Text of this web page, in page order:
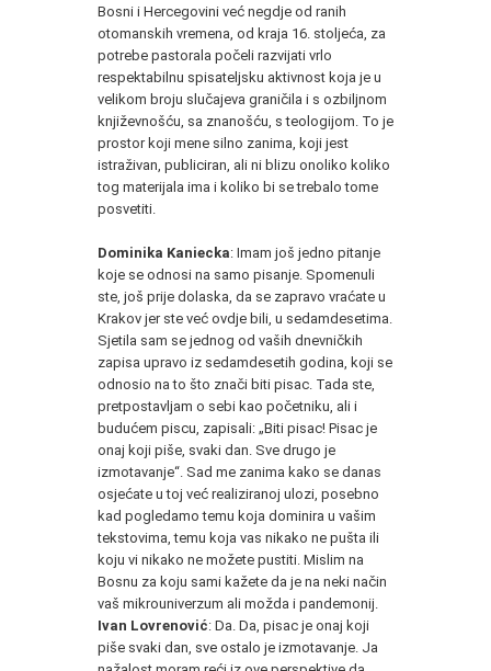
Bosni i Hercegovini već negdje od ranih
otomanskih vremena, od kraja 16. stoljeća, za
potrebe pastorala počeli razvijati vrlo
respektabilnu spisateljsku aktivnost koja je u
velikom broju slučajeva graničila i s ozbiljnom
književnošću, sa znanošću, s teologijom. To je
prostor koji mene silno zanima, koji jest
istraživan, publiciran, ali ni blizu onoliko koliko
tog materijala ima i koliko bi se trebalo tome
posvetiti.
Dominika Kaniecka: Imam još jedno pitanje
koje se odnosi na samo pisanje. Spomenuli
ste, još prije dolaska, da se zapravo vraćate u
Krakov jer ste već ovdje bili, u sedamdesetima.
Sjetila sam se jednog od vaših dnevničkih
zapisa upravo iz sedamdesetih godina, koji se
odnosio na to što znači biti pisac. Tada ste,
pretpostavljam o sebi kao početniku, ali i
budućem piscu, zapisali: „Biti pisac! Pisac je
onaj koji piše, svaki dan. Sve drugo je
izmotavanje“. Sad me zanima kako se danas
osjećate u toj već realiziranoj ulozi, posebno
kad pogledamo temu koja dominira u vašim
tekstovima, temu koja vas nikako ne pušta ili
koju vi nikako ne možete pustiti. Mislim na
Bosnu za koju sami kažete da je na neki način
vaš mikrouniverzum ali možda i pandemonij.
Ivan Lovrenović: Da. Da, pisac je onaj koji
piše svaki dan, sve ostalo je izmotavanje. Ja